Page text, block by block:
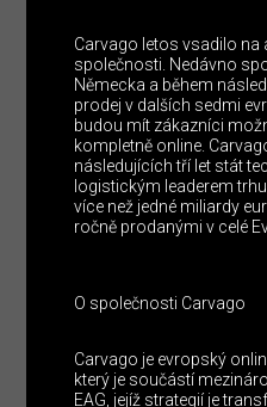
Carvago letos vsadilo na
společnosti. Nedávno
Německa a během
prodej v dalších sedmi
budou mít zákazníci
kompletně online.
následujících tří let stát
logistickým leaderem
více než jedné miliardy
ročně prodanými v celé
O společnosti Carvago
Carvago je evropský
který je součástí
EAG, jejíž strategií je